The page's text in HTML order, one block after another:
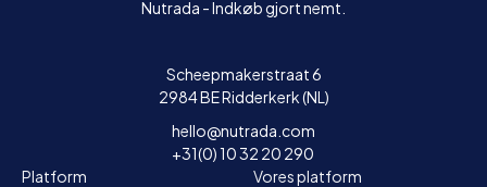
Nutrada - Indkøb gjort nemt.
Scheepmakerstraat 6
2984 BE Ridderkerk (NL)
hello@nutrada.com
+31(0) 10 32 20 290
Platform
Vores platform